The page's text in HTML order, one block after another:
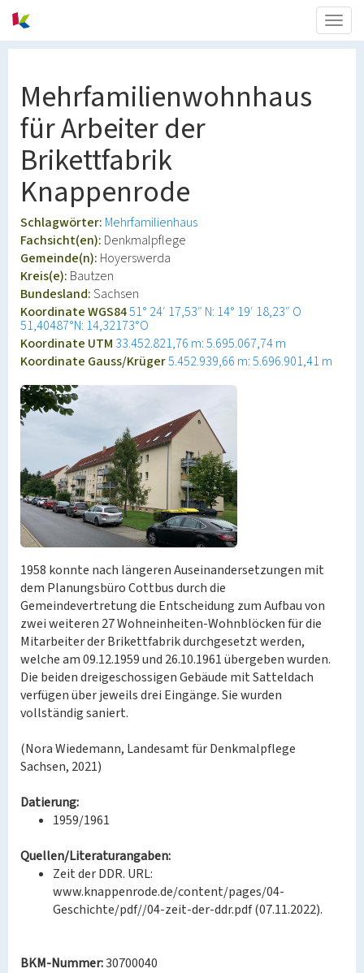
Mehrfamilienwohnhaus
für Arbeiter der
Brikettfabrik
Knappenrode
Schlagwörter: Mehrfamilienhaus
Fachsicht(en): Denkmalpflege
Gemeinde(n): Hoyerswerda
Kreis(e): Bautzen
Bundesland:Sachsen
Koordinate WGS8451° 24′ 17,53″ N: 14° 19′ 18,23″ O
51,40487°N: 14,32173°O
Koordinate UTM 33.452.821,76 m: 5.695.067,74 m
Koordinate Gauss/Krüger5.452.939,66 m: 5.696.901,41 m
1958 konnte nach längeren Auseinandersetzungen mit
dem Planungsbüro Cottbus durch die
Gemeindevertretung die Entscheidung zum Aufbau von
zwei weiteren 27 Wohneinheiten-Wohnblöcken für die
Mitarbeiter der Brikettfabrik durchgesetzt werden,
welche am 09.12.1959 und 26.10.1961 übergeben wurden.
Die beiden dreigeschossigen Gebäude mit Satteldach
verfügen über jeweils drei Eingänge. Sie wurden
vollständig saniert.
(Nora Wiedemann, Landesamt für Denkmalpflege
Sachsen, 2021)
Datierung:
1959/1961
Quellen/Literaturangaben:
Zeit der DDR. URL:
www.knappenrode.de/content/pages/04-
Geschichte/pdf//04-zeit-der-ddr.pdf (07.11.2022).
BKM-Nummer:30700040